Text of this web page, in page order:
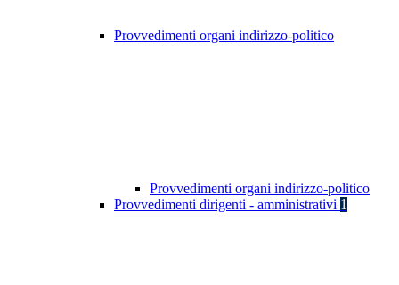
Provvedimenti organi indirizzo-politico
Provvedimenti organi indirizzo-politico
Provvedimenti dirigenti - amministrativi 1